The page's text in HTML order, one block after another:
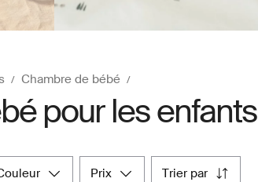
Chambre de bébé
pour les enfants
couleur prix trier par